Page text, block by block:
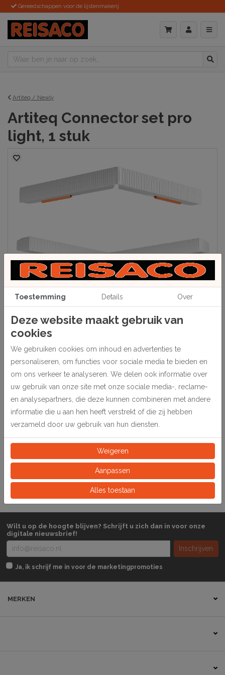
Gereedschappen voor de lijstenmakerij
Artiteq / Newly
Artiteq Connector set pro
light, 1 stuk
Beschrijving
Dient als stroom verbinding tussen 2 Combi rails.
Inclusief 1 binnenhoek en 1 buitenhoek koppeling.
Type 40.31300
Specificaties
134772
Wilt u op de hoogte blijven? Schrijft u zich dan in voor onze
digitale nieuwsbrief!
Inschrijven
Ja, ik schrijf me in voor de marketingpromoties
MERKEN
Toestemming Details Over
Deze website maakt gebruik van
cookies
We gebruiken cookies om inhoud en advertenties te
personaliseren, om functies voor sociale media te bieden en
om ons verkeer te analyseren. We delen ook informatie over
uw gebruik van onze site met onze sociale media-, reclame-
en analysepartners, die deze kunnen combineren met andere
informatie die u aan hen heeft verstrekt of die zij hebben
verzameld door uw gebruik van hun diensten.
Weigeren
Aanpassen
Alles toestaan